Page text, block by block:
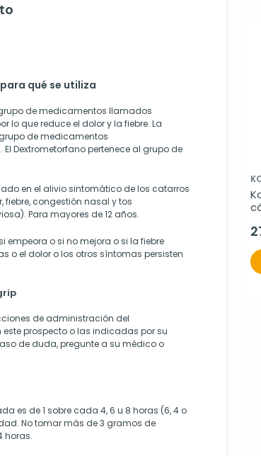
qué se utiliza
de medicamentos llamados
lo que reduce el dolor y la fiebre. La
de medicamentos
Dextrometorfano pertenece al grupo de
en el alivio sintomático de los catarros
fiebre, congestión nasal y tos
Para mayores de 12 años.
empeora o si no mejora o si la fiebre
o el dolor o los otros síntomas persisten
de administración del
prospecto o las indicadas por su
de duda, pregunte a su médico o
es de 1 sobre cada 4, 6 u 8 horas (6, 4 o
No tomar más de 3 gramos de
horas.